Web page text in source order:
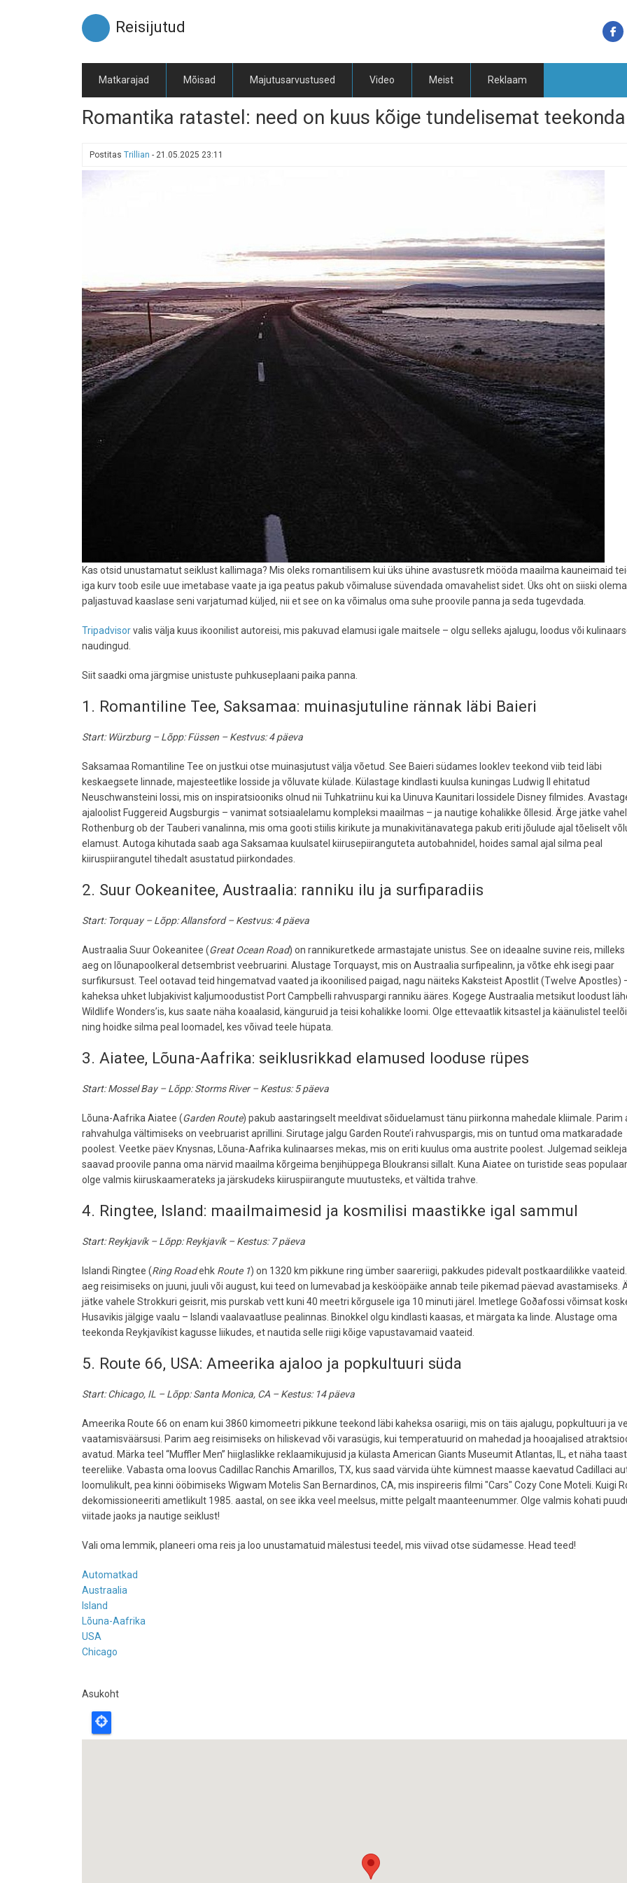
Reisijutud
Matkarajad Mõisad Majutusarvustused Video Meist Reklaam
Romantika ratastel: need on kuus kõige tundelisemat teekonda
Postitas Trillian - 21.05.2025 23:11
Kas otsid unustamatut seiklust kallimaga? Mis oleks romantilisem kui üks ühine avastusretk mööda maailma kauneimaid
iga kurv toob esile uue imetabase vaate ja iga peatus pakub võimaluse süvendada omavahelist sidet. Üks oht on siiski
paljastuvad kaaslase seni varjatumad küljed, nii et see on ka võimalus oma suhe proovile panna ja seda tugevdada.
Tripadvisorvalis välja kuus ikoonilist autoreisi, mis pakuvad elamusi igale maitsele – olgu selleks ajalugu, loodus või
naudingud.
Siit saadki oma järgmise unistuste puhkuseplaani paika panna.
1. Romantiline Tee, Saksamaa: muinasjutuline rännak läbi Baieri
Start: Würzburg – Lõpp: Füssen – Kestvus: 4 päeva
Saksamaa Romantiline Tee on justkui otse muinasjutust välja võetud. See Baieri südames looklev teekond viib teid läbi
keskaegsete linnade, majesteetlike losside ja võluvate külade. Külastage kindlasti kuulsa kuningas Ludwig II ehitatud
Neuschwansteini lossi, mis on inspiratsiooniks olnud nii Tuhkatriinu kui ka Uinuva Kaunitari lossidele Disney filmides.
ajaloolist Fuggereid Augsburgis – vanimat sotsiaalelamu kompleksi maailmas – ja nautige kohalikke õllesid. Ärge jätke
Rothenburg ob der Tauberi vanalinna, mis oma gooti stiilis kirikute ja munakivitänavatega pakub eriti jõulude ajal tõeliselt
elamust. Autoga kihutada saab aga Saksamaa kuulsatel kiirusepiiranguteta autobahnidel, hoides samal ajal silma peal
kiiruspiirangutel tihedalt asustatud piirkondades.
2. Suur Ookeanitee, Austraalia: ranniku ilu ja surfiparadiis
Start: Torquay – Lõpp: Allansford – Kestvus: 4 päeva
Austraalia Suur Ookeanitee (Great Ocean Road) on rannikuretkede armastajate unistus. See on ideaalne suvine reis, milleks
aeg on lõunapoolkeral detsembrist veebruarini. Alustage Torquayst, mis on Austraalia surfipealinn, ja võtke ehk isegi paar
surfikursust. Teel ootavad teid hingematvad vaated ja ikoonilised paigad, nagu näiteks Kaksteist Apostlit (Twelve Apostles)
kaheksa uhket lubjakivist kaljumoodustist Port Campbelli rahvuspargi ranniku ääres. Kogege Austraalia metsikut loodust
Wildlife Wonders’is, kus saate näha koaalasid, känguruid ja teisi kohalikke loomi. Olge ettevaatlik kitsastel ja käänulistel
ning hoidke silma peal loomadel, kes võivad teele hüpata.
3. Aiatee, Lõuna-Aafrika: seiklusrikkad elamused looduse rüpes
Start: Mossel Bay – Lõpp: Storms River – Kestus: 5 päeva
Lõuna-Aafrika Aiatee (Garden Route) pakub aastaringselt meeldivat sõiduelamust tänu piirkonna mahedale kliimale. Parim
rahvahulga vältimiseks on veebruarist aprillini. Sirutage jalgu Garden Route’i rahvuspargis, mis on tuntud oma matkaradade
poolest. Veetke päev Knysnas, Lõuna-Aafrika kulinaarses mekas, mis on eriti kuulus oma austrite poolest. Julgemad
saavad proovile panna oma närvid maailma kõrgeima benjihüppega Bloukransi sillalt. Kuna Aiatee on turistide seas
olge valmis kiiruskaamerateks ja järskudeks kiiruspiirangute muutusteks, et vältida trahve.
4. Ringtee, Island: maailmaimesid ja kosmilisi maastikke igal sammul
Start: Reykjavík – Lõpp: Reykjavík – Kestus: 7 päeva
Islandi Ringtee (Ring Roadehk Route 1) on 1320 km pikkune ring ümber saareriigi, pakkudes pidevalt postkaardilikke
aeg reisimiseks on juuni, juuli või august, kui teed on lumevabad ja keskööpäike annab teile pikemad päevad avastamiseks.
jätke vahele Strokkuri geisrit, mis purskab vett kuni 40 meetri kõrgusele iga 10 minuti järel. Imetlege Goðafossi võimsat
Husavikis jälgige vaalu – Islandi vaalavaatluse pealinnas. Binokkel olgu kindlasti kaasas, et märgata ka linde. Alustage oma
teekonda Reykjavíkist kagusse liikudes, et nautida selle riigi kõige vapustavamaid vaateid.
5. Route 66, USA: Ameerika ajaloo ja popkultuuri süda
Start: Chicago, IL – Lõpp: Santa Monica, CA – Kestus: 14 päeva
Ameerika Route 66 on enam kui 3860 kimomeetri pikkune teekond läbi kaheksa osariigi, mis on täis ajalugu, popkultuuri ja
vaatamisväärsusi. Parim aeg reisimiseks on hiliskevad või varasügis, kui temperatuurid on mahedad ja hooajalised
avatud. Märka teel “Muffler Men” hiiglaslikke reklaamikujusid ja külasta American Giants Museumit Atlantas, IL, et näha
teereliike. Vabasta oma loovus Cadillac Ranchis Amarillos, TX, kus saad värvida ühte kümnest maasse kaevatud Cadillaci
loomulikult, pea kinni ööbimiseks Wigwam Motelis San Bernardinos, CA, mis inspireeris filmi "Cars" Cozy Cone Moteli. Kuigi
dekomissioneeriti ametlikult 1985. aastal, on see ikka veel meelsus, mitte pelgalt maanteenummer. Olge valmis kohati
viitade jaoks ja nautige seiklust!
Vali oma lemmik, planeeri oma reis ja loo unustamatuid mälestusi teedel, mis viivad otse südamesse. Head teed!
Automatkad
Austraalia
Island
Lõuna-Aafrika
USA
Chicago
Asukoht